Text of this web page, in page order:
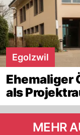
Egolzwil
Ehemaliger
als
MEHR